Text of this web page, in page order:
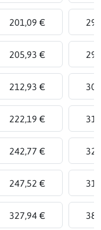
201,09 €
205,93 €
212,93 €
222,19 €
242,77 €
247,52 €
327,94 €